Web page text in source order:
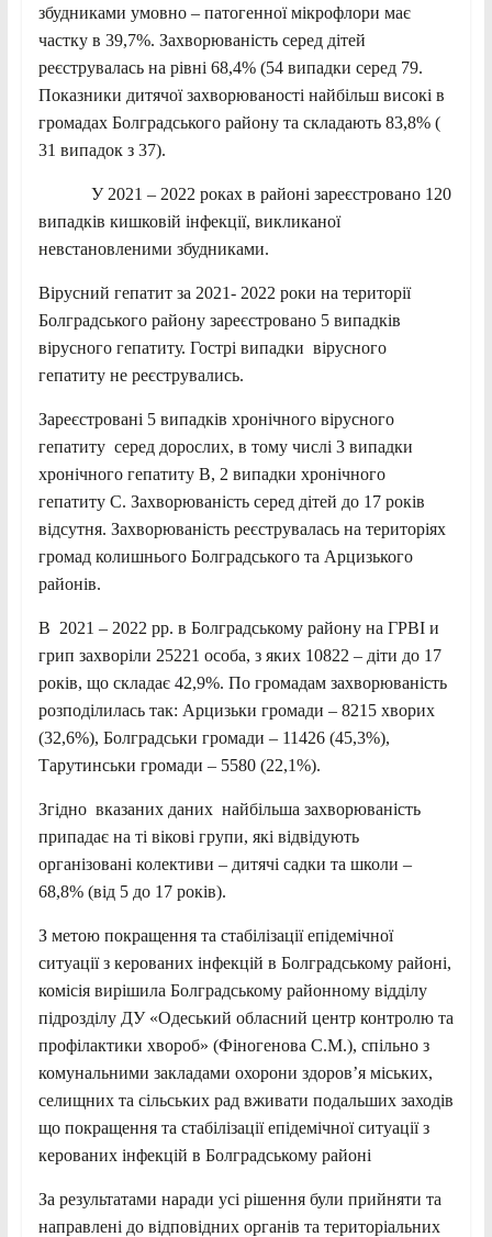
збудниками умовно – патогенної мікрофлори має
частку в 39,7%. Захворюваність серед дітей
реєструвалась на рівні 68,4% (54 випадки серед 79.
Показники дитячої захворюваності найбільш високі в
громадах Болградського району та складають 83,8% (
31 випадок з 37).
У 2021 – 2022 роках в районі зареєстровано 120
випадків кишковій інфекції, викликаної
невстановленими збудниками.
Вірусний гепатит за 2021- 2022 роки на території
Болградського району зареєстровано 5 випадків
вірусного гепатиту. Гострі випадки вірусного
гепатиту не реєструвались.
Зареєстровані 5 випадків хронічного вірусного
гепатиту серед дорослих, в тому числі 3 випадки
хронічного гепатиту В, 2 випадки хронічного
гепатиту С. Захворюваність серед дітей до 17 років
відсутня. Захворюваність реєструвалась на територіях
громад колишнього Болградського та Арцизького
районів.
В 2021 – 2022 рр. в Болградському району на ГРВІ и
грип захворіли 25221 особа, з яких 10822 – діти до 17
років, що складає 42,9%. По громадам захворюваність
розподілилась так: Арцизьки громади – 8215 хворих
(32,6%), Болградськи громади – 11426 (45,3%),
Тарутинськи громади – 5580 (22,1%).
Згідно вказаних даних найбільша захворюваність
припадає на ті вікові групи, які відвідують
організовані колективи – дитячі садки та школи –
68,8% (від 5 до 17 років).
З метою покращення та стабілізації епідемічної
ситуації з керованих інфекцій в Болградському районі,
комісія вирішила Болградському районному відділу
підрозділу ДУ «Одеський обласний центр контролю та
профілактики хвороб» (Фіногенова С.М.), спільно з
комунальними закладами охорони здоров’я міських,
селищних та сільських рад вживати подальших заходів
що покращення та стабілізації епідемічної ситуації з
керованих інфекцій в Болградському районі
За результатами наради усі рішення були прийняти та
направлені до відповідних органів та територіальних